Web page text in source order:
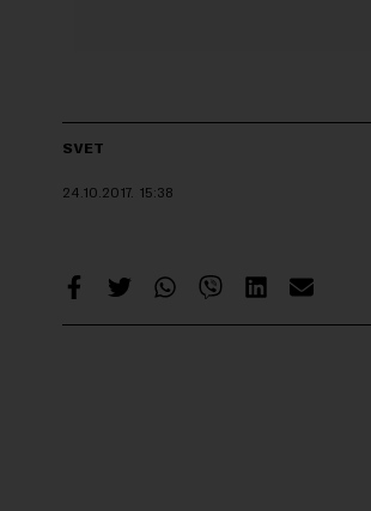
SVET
24.10.2017. 15:38